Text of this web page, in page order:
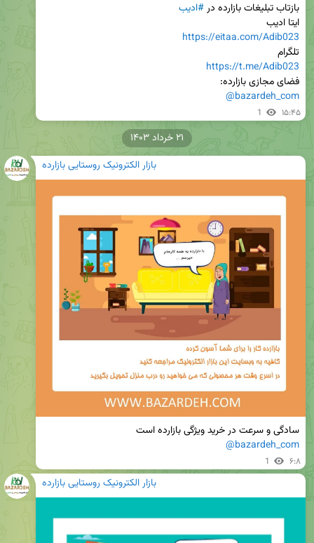
بازتاب تبلیغات بازارده در #ادیب
ایتا ادیب
https://eitaa.com/Adib023
تلگرام
https://t.me/Adib023
فضای مجازی بازارده:
@bazardeh_com
1 ۱۵:۴۵
بازار الکترونیک روستایی بازارده
سادگی و سرعت در خرید ویژگی بازارده است
@bazardeh_com
1 ۶:۸
۲۱ خرداد ۱۴۰۳
بازار الکترونیک روستایی بازارده